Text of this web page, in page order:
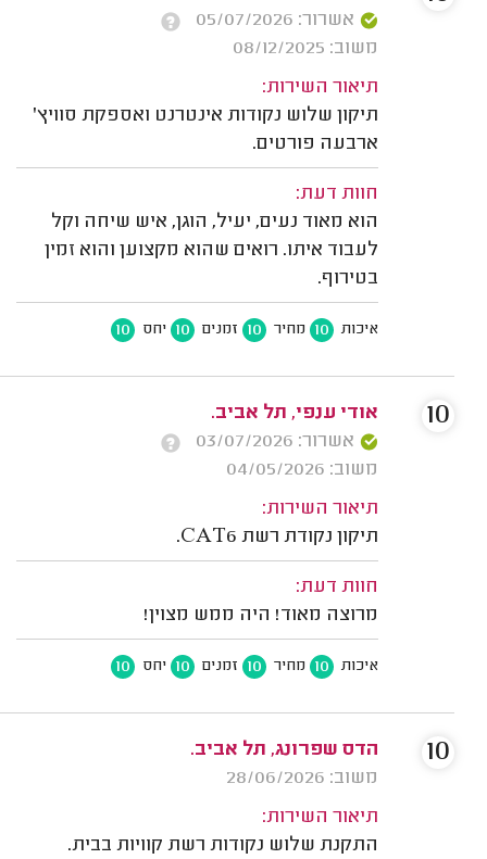
אשרור: 05/07/2026
משוב: 08/12/2025
תיאור השירות:
תיקון שלוש נקודות אינטרנט ואספקת סוויץ'
ארבעה פורטים.
חוות דעת:
הוא מאוד נעים, יעיל, הוגן, איש שיחה וקל
לעבוד איתו. רואים שהוא מקצוען והוא זמין
בטירוף.
איכות 10 מחיר 10 זמנים 10 יחס 10
אודי ענפי, תל אביב.
אשרור: 03/07/2026
משוב: 04/05/2026
תיאור השירות:
תיקון נקודת רשת CAT6.
חוות דעת:
מרוצה מאוד! היה ממש מצוין!
איכות 10 מחיר 10 זמנים 10 יחס 10
10
הדס שפרונג, תל אביב.
משוב: 28/06/2026
תיאור השירות:
התקנת שלוש נקודות רשת קוויות בבית.
10